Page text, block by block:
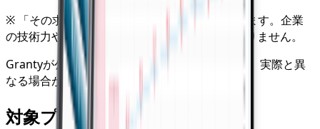
※ 「その求人で求められる役割の重心」を表します。企業
の技術力や売上規模など優劣を示すものではありません。
Grantyが公開情報をもとに独自に掲載しており、実際と異
なる場合があります。
対象プロダクト